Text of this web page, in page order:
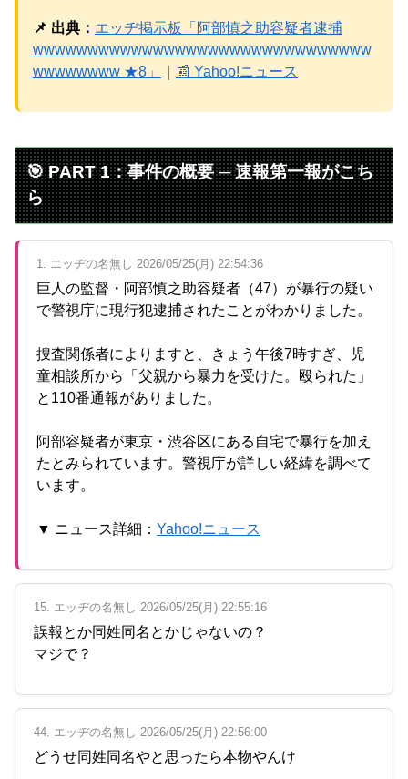
📌 出典： エッヂ掲示板「阿部慎之助容疑者逮捕
wwwwwwwwwwwwwwwwwwwwwwwwwwwwwww
wwwwwwww ★8」
📰 Yahoo!ニュース
🎯 PART 1：事件の概要 ─ 速報第一報がこち
ら
1. エッヂの名無し 2026/05/25(月) 22:54:36
巨人の監督・阿部慎之助容疑者（47）が暴行の疑い
で警視庁に現行犯逮捕されたことがわかりました。
捜査関係者によりますと、きょう午後7時すぎ、児
童相談所から「父親から暴力を受けた。殴られた」
と110番通報がありました。
阿部容疑者が東京・渋谷区にある自宅で暴行を加え
たとみられています。警視庁が詳しい経緯を調べて
います。
▼ ニュース詳細： Yahoo!ニュース
15. エッヂの名無し 2026/05/25(月) 22:55:16
誤報とか同姓同名とかじゃないの？
マジで？
44. エッヂの名無し 2026/05/25(月) 22:56:00
どうせ同姓同名やと思ったら本物やんけ